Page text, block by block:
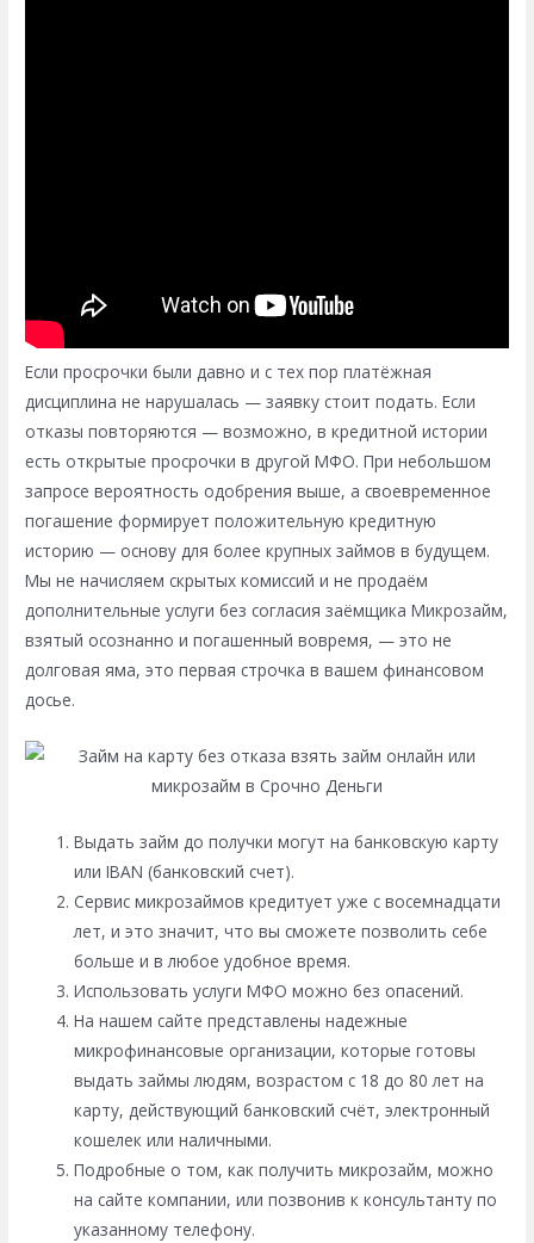
Если просрочки были давно и с тех пор платёжная
дисциплина не нарушалась — заявку стоит подать. Если
отказы повторяются — возможно, в кредитной истории
есть открытые просрочки в другой МФО. При небольшом
запросе вероятность одобрения выше, а своевременное
погашение формирует положительную кредитную
историю — основу для более крупных займов в будущем.
Мы не начисляем скрытых комиссий и не продаём
дополнительные услуги без согласия заёмщика Микрозайм,
взятый осознанно и погашенный вовремя, — это не
долговая яма, это первая строчка в вашем финансовом
досье.
Выдать займ до получки могут на банковскую карту
или IBAN (банковский счет).
Сервис микрозаймов кредитует уже с восемнадцати
лет, и это значит, что вы сможете позволить себе
больше и в любое удобное время.
Использовать услуги МФО можно без опасений.
На нашем сайте представлены надежные
микрофинансовые организации, которые готовы
выдать займы людям, возрастом с 18 до 80 лет на
карту, действующий банковский счёт, электронный
кошелек или наличными.
Подробные о том, как получить микрозайм, можно
на сайте компании, или позвонив к консультанту по
указанному телефону.